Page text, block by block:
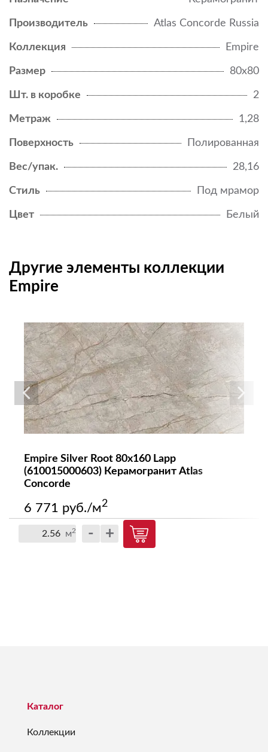
Производитель Atlas Concorde Russia
Коллекция Empire
Размер 80x80
Шт. в коробке 2
Метраж 1,28
Поверхность Полированная
Вес/упак. 28,16
Стиль Под мрамор
Цвет Белый
Другие элементы коллекции
Empire
Empire Silver Root 80x160 Lapp
(610015000603) Керамогранит Atlas
Concorde
6 771 руб./м2
м2 - +
Каталог
Коллекции